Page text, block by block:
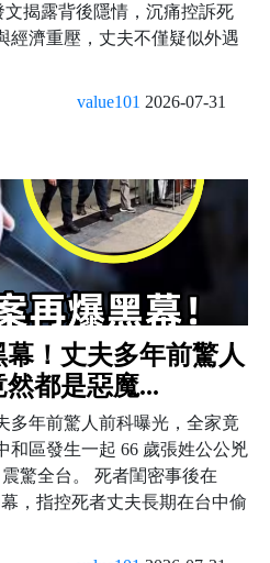
文揭露背後隱情，沉痛控訴死
經濟重壓，丈夫不僅疑似外遇
value101 2026-07-31
！丈夫多年前驚人
都是惡魔...
多年前驚人前科曝光，全家竟
區發生一起 66 歲張姓公公兇
驚全台。 死者閨密事後在
，指控死者丈夫長期在台中偷